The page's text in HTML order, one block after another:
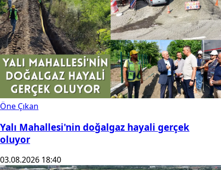
Öne Çıkan
Yalı Mahallesi'nin doğalgaz hayali gerçek
oluyor
03.08.2026 18:40